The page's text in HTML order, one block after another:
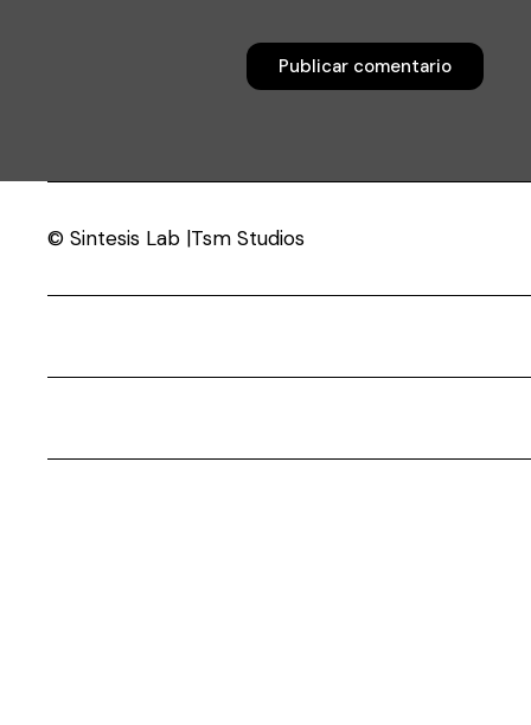
Publicar comentario
Publicar comentario
© Sintesis Lab |Tsm Studios